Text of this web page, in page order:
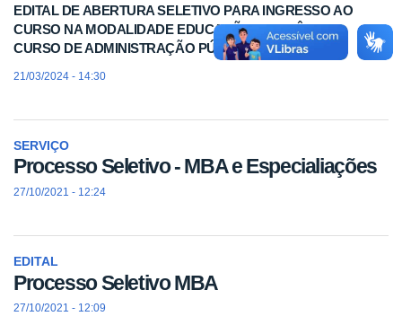
EDITAL DE ABERTURA SELETIVO PARA INGRESSO AO
CURSO NA MODALIDADE EDUCAÇÃO A DISTÂNCIA -
CURSO DE ADMINISTRAÇÃO PÚBLICA
21/03/2024 - 14:30
SERVIÇO
Processo Seletivo - MBA e Especialiações
27/10/2021 - 12:24
EDITAL
Processo Seletivo MBA
27/10/2021 - 12:09